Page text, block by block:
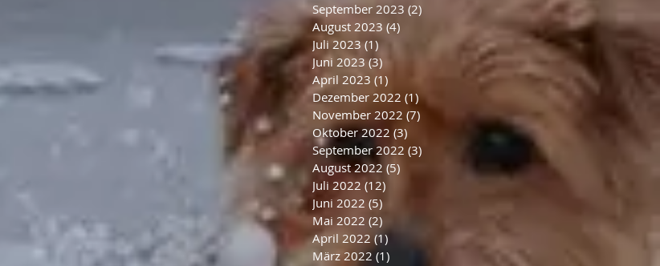
September 2023 (2)
August 2023 (4)
Juli 2023 (1)
Juni 2023 (3)
April 2023 (1)
Dezember 2022 (1)1 Beitrag
November 2022 (7) 7 Beiträge
Oktober 2022 (3)
September 2022 (3)
August 2022 (5)
Juli 2022 (12)
Juni 2022 (5)
Mai 2022 (2)
April 2022 (1)
März 2022 (1)